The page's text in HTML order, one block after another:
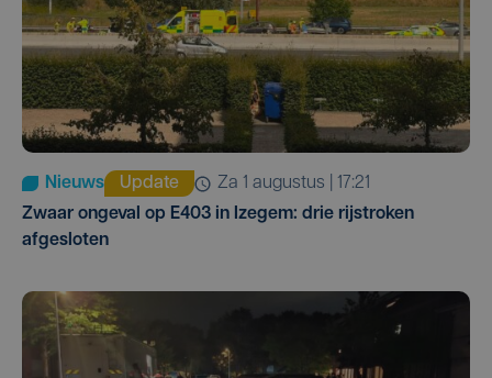
Nieuws Update
za 1 augustus | 17:21
Zwaar ongeval op E403 in Izegem: drie rijstroken
afgesloten